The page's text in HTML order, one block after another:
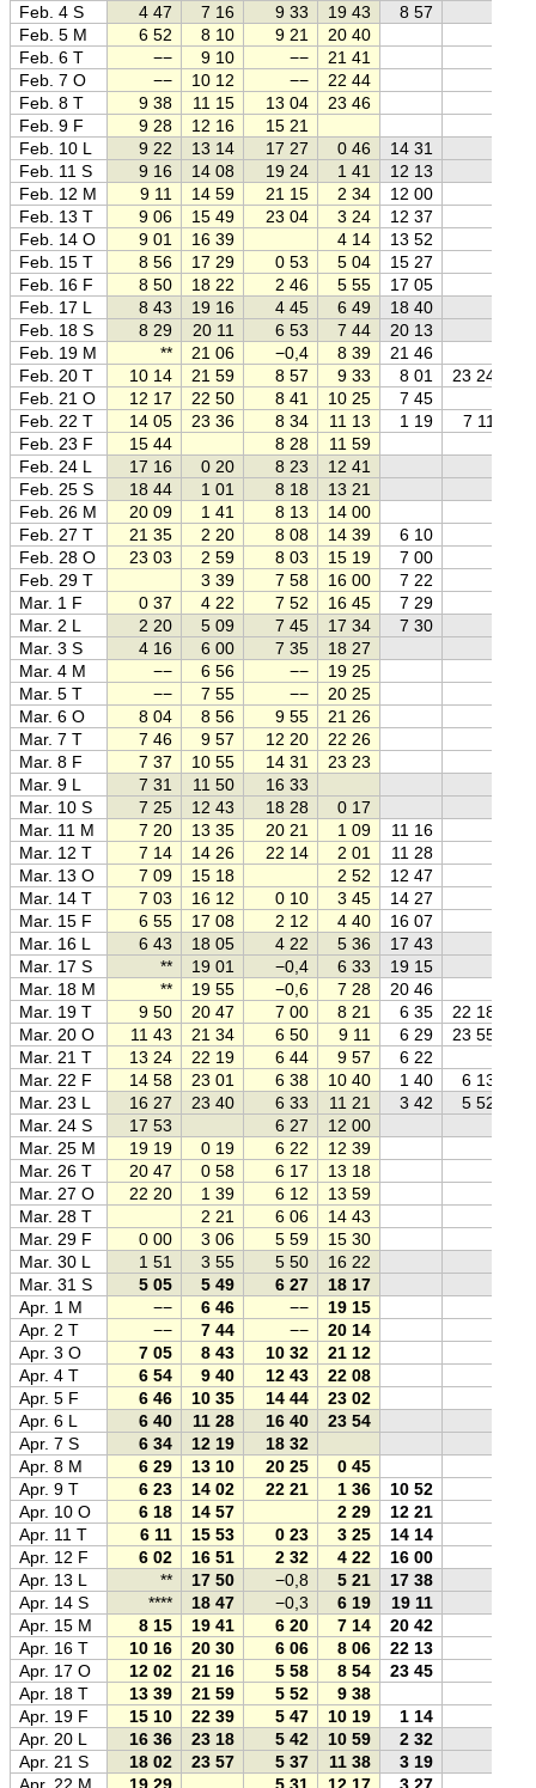
Feb. 4 S
4 47 7 16 9 33 19 43
8 57
Feb. 5 M
6 52 8 10 9 21
20 40
Feb. 6 T
−− 9 10 −−
21 41
Feb. 7 O
−− 10 12 −−
22 44
Feb. 8 T
9 38 11 15 13 04
23 46
Feb. 9 F
9 28 12 16
15 21
Feb. 10 L
9 22 13 14 17 27 0 46
14 31
Feb. 11 S
9 16 14 08 19 24 1 41
12 13
Feb. 12 M
9 11 14 59 21 15 2 34
12 00
Feb. 13 T
9 06 15 49 23 04 3 24
12 37
Feb. 14 O
9 01 16 39 4 14
13 52
Feb. 15 T
8 56 17 29 0 53 5 04
15 27
Feb. 16 F
8 50 18 22 2 46 5 55
17 05
Feb. 17 L
8 43 19 16 4 45 6 49
18 40
Feb. 18 S
8 29 20 11 6 53 7 44
20 13
Feb. 19 M
** 21 06 −0,4 8 39
21 46
Feb. 20 T
10 14 21 59 8 57 9 33 8 01
23 24
Feb. 21 O
12 17 22 50 8 41 10 25
7 45
Feb. 22 T
14 05 23 36 8 34 11 13 1 19
7 11
Feb. 23 F
15 44 8 28
11 59
Feb. 24 L
17 16 0 20 8 23
12 41
Feb. 25 S
18 44 1 01 8 18
13 21
Feb. 26 M
20 09 1 41 8 13
14 00
Feb. 27 T
21 35 2 20 8 08 14 39
6 10
Feb. 28 O
23 03 2 59 8 03 15 19
7 00
Feb. 29 T
3 39 7 58 16 00
7 22
Mar. 1 F
0 37 4 22 7 52 16 45
7 29
Mar. 2 L
2 20 5 09 7 45 17 34
7 30
Mar. 3 S
4 16 6 00 7 35
18 27
Mar. 4 M
−− 6 56 −−
19 25
Mar. 5 T
−− 7 55 −−
20 25
Mar. 6 O
8 04 8 56 9 55
21 26
Mar. 7 T
7 46 9 57 12 20
22 26
Mar. 8 F
7 37 10 55 14 31
23 23
Mar. 9 L
7 31 11 50
16 33
Mar. 10 S
7 25 12 43 18 28
0 17
Mar. 11 M
7 20 13 35 20 21 1 09
11 16
Mar. 12 T
7 14 14 26 22 14 2 01
11 28
Mar. 13 O
7 09 15 18 2 52
12 47
Mar. 14 T
7 03 16 12 0 10 3 45
14 27
Mar. 15 F
6 55 17 08 2 12 4 40
16 07
Mar. 16 L
6 43 18 05 4 22 5 36
17 43
Mar. 17 S
** 19 01 −0,4 6 33
19 15
Mar. 18 M
** 19 55 −0,6 7 28
20 46
Mar. 19 T
9 50 20 47 7 00 8 21 6 35
22 18
Mar. 20 O
11 43 21 34 6 50 9 11 6 29
23 55
Mar. 21 T
13 24 22 19 6 44 9 57
6 22
Mar. 22 F
14 58 23 01 6 38 10 40 1 40
6 13
Mar. 23 L
16 27 23 40 6 33 11 21 3 42
5 52
Mar. 24 S
17 53 6 27
12 00
Mar. 25 M
19 19 0 19 6 22
12 39
Mar. 26 T
20 47 0 58 6 17
13 18
Mar. 27 O
22 20 1 39 6 12
13 59
Mar. 28 T
2 21 6 06
14 43
Mar. 29 F
0 00 3 06 5 59
15 30
Mar. 30 L
1 51 3 55 5 50
16 22
Mar. 31 S
5 05 5 49 6 27
18 17
Apr. 1 M
−− 6 46 −−
19 15
Apr. 2 T
−− 7 44 −−
20 14
Apr. 3 O
7 05 8 43 10 32
21 12
Apr. 4 T
6 54 9 40 12 43
22 08
Apr. 5 F
6 46 10 35 14 44
23 02
Apr. 6 L
6 40 11 28 16 40
23 54
Apr. 7 S
6 34 12 19
18 32
Apr. 8 M
6 29 13 10 20 25
0 45
Apr. 9 T
6 23 14 02 22 21 1 36
10 52
Apr. 10 O
6 18 14 57 2 29
12 21
Apr. 11 T
6 11 15 53 0 23 3 25
14 14
Apr. 12 F
6 02 16 51 2 32 4 22
16 00
Apr. 13 L
** 17 50 −0,8 5 21
17 38
Apr. 14 S
**** 18 47 −0,3 6 19
19 11
Apr. 15 M
8 15 19 41 6 20 7 14
20 42
Apr. 16 T
10 16 20 30 6 06 8 06
22 13
Apr. 17 O
12 02 21 16 5 58 8 54
23 45
Apr. 18 T
13 39 21 59 5 52
9 38
Apr. 19 F
15 10 22 39 5 47 10 19
1 14
Apr. 20 L
16 36 23 18 5 42 10 59
2 32
Apr. 21 S
18 02 23 57 5 37 11 38
3 19
Apr. 22 M
19 29 5 31 12 17 3 27